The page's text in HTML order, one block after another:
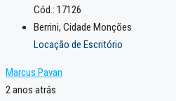
Cód.: 17126
Berrini, Cidade Monções
Locação de Escritório
Marcus Pavan
2 anos atrás